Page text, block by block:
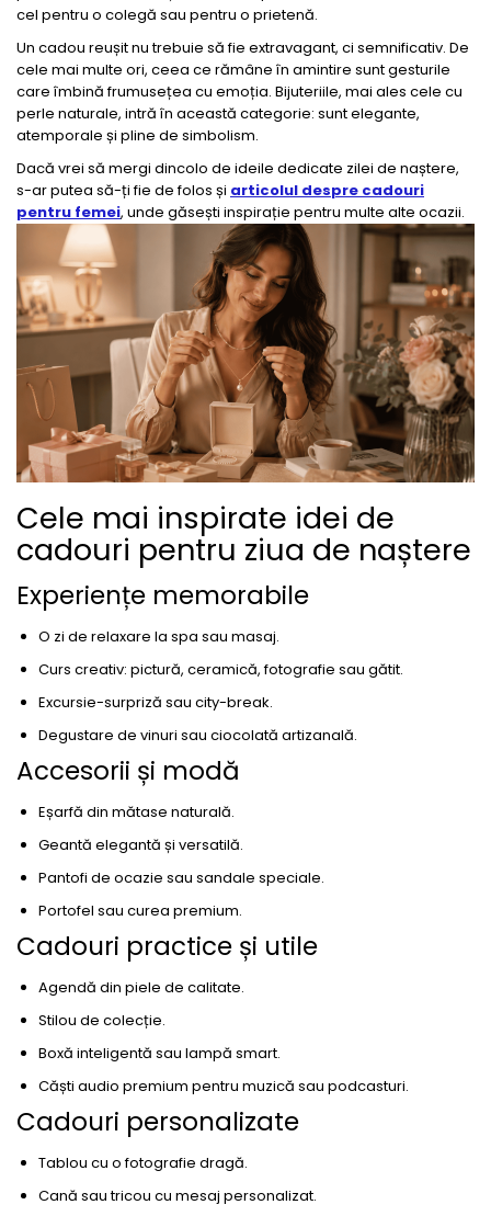
cel pentru o colegă sau pentru o prietenă.
Un cadou reușit nu trebuie să fie extravagant, ci semnificativ. De
cele mai multe ori, ceea ce rămâne în amintire sunt gesturile
care îmbină frumusețea cu emoția. Bijuteriile, mai ales cele cu
perle naturale, intră în această categorie: sunt elegante,
atemporale și pline de simbolism.
Dacă vrei să mergi dincolo de ideile dedicate zilei de naștere,
s-ar putea să-ți fie de folos și articolul despre cadouri
pentru femei, unde găsești inspirație pentru multe alte ocazii.
Cele mai inspirate idei de
cadouri pentru ziua de naștere
Experiențe memorabile
O zi de relaxare la spa sau masaj.
Curs creativ: pictură, ceramică, fotografie sau gătit.
Excursie-surpriză sau city-break.
Degustare de vinuri sau ciocolată artizanală.
Accesorii și modă
Eșarfă din mătase naturală.
Geantă elegantă și versatilă.
Pantofi de ocazie sau sandale speciale.
Portofel sau curea premium.
Cadouri practice și utile
Agendă din piele de calitate.
Stilou de colecție.
Boxă inteligentă sau lampă smart.
Căști audio premium pentru muzică sau podcasturi.
Cadouri personalizate
Tablou cu o fotografie dragă.
Cană sau tricou cu mesaj personalizat.